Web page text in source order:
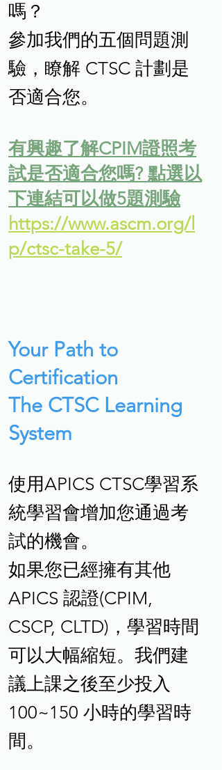
嗎？
參加我們的五個問題測
驗，瞭解 CTSC 計劃是
否適合您。
有興趣了解CPIM證照考
試是否適合您嗎? 點選以
下連結可以做5題測驗
https://www.ascm.org/l
p/ctsc-take-5/
Your Path to
Certification
The CTSC Learning
System
使用APICS CTSC學習系
統學習會增加您通過考
試的機會。
如果您已經擁有其他
APICS 認證(CPIM,
CSCP, CLTD)，學習時間
可以大幅縮短。我們建
議上課之後至少投入
100~150 小時的學習時
間。